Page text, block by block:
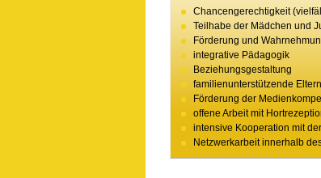
Chancengerechtigkeit
Teilhabe der Mädchen und
Förderung und
integrative Pädagogik
Beziehungsgestaltung
familienunterstützende
Förderung der
offene Arbeit mit
intensive Kooperation mit
Netzwerkarbeit innerhalb